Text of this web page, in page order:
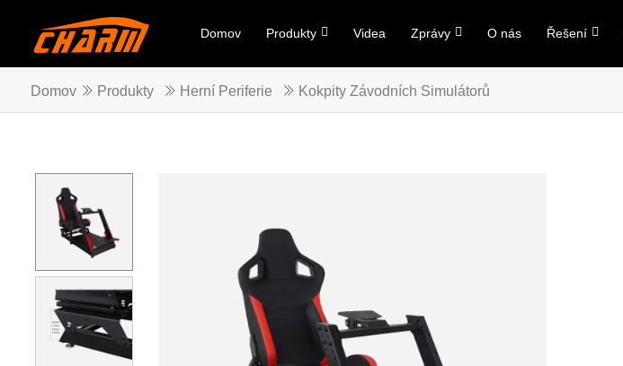
Domov Produkty Videa Zprávy O nás Řešení
Domov Produkty Herní Periferie Kokpity Závodních Simulátorů